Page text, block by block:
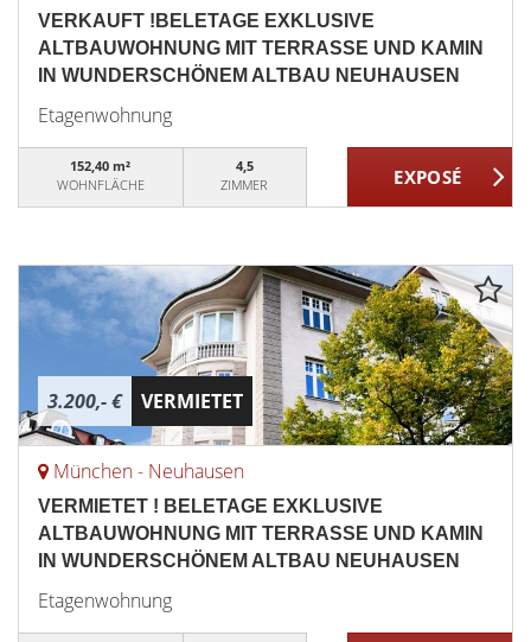
VERKAUFT !BELETAGE EXKLUSIVE
ALTBAUWOHNUNG MIT TERRASSE UND KAMIN
IN WUNDERSCHÖNEM ALTBAU NEUHAUSEN
Etagenwohnung
152,40 m²
WOHNFLÄCHE
4,5
ZIMMER
3.200,- € VERMIETET
München - Neuhausen
VERMIETET ! BELETAGE EXKLUSIVE
ALTBAUWOHNUNG MIT TERRASSE UND KAMIN
IN WUNDERSCHÖNEM ALTBAU NEUHAUSEN
Etagenwohnung